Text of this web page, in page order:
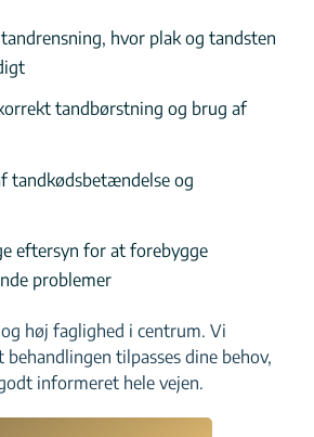
hvor plak og tandsten
tandbørstning og brug af
tandkødsbetændelse og
eftersyn for at forebygge
problemer
høj faglighed i centrum. Vi
tilpasses dine behov,
informeret hele vejen.